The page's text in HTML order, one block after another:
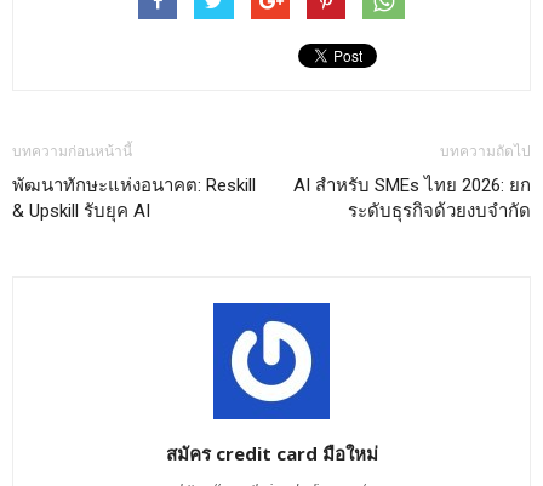
บทความก่อนหน้านี้
พัฒนาทักษะแห่งอนาคต: Reskill
& Upskill รับยุค AI
บทความถัดไป
AI สำหรับ SMEs ไทย 2026: ยก
ระดับธุรกิจด้วยงบจำกัด
สมัคร credit card มือใหม่